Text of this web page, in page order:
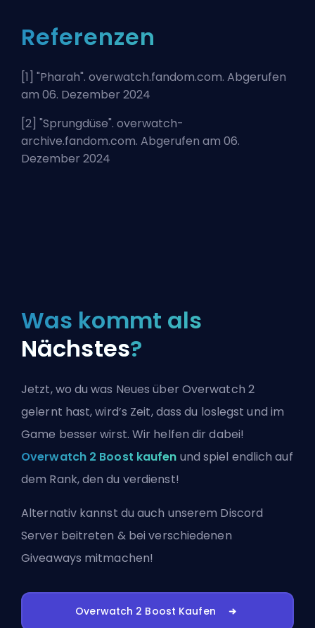
Referenzen
[1] "Pharah". overwatch.fandom.com. Abgerufen
am 06. Dezember 2024
[2] "Sprungdüse". overwatch-
archive.fandom.com. Abgerufen am 06.
Dezember 2024
Was kommt als
Nächstes?
Jetzt, wo du was Neues über Overwatch 2
gelernt hast, wird’s Zeit, dass du loslegst und im
Game besser wirst. Wir helfen dir dabei!
Overwatch 2 Boost kaufen und spiel endlich auf
dem Rank, den du verdienst!
Alternativ kannst du auch unserem Discord
Server beitreten & bei verschiedenen
Giveaways mitmachen!
Overwatch 2 Boost Kaufen